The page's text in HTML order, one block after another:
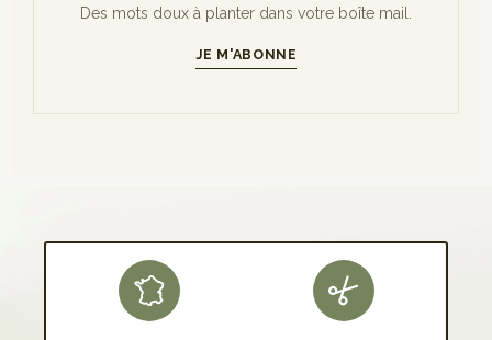
Des mots doux à planter dans votre boîte mail.
JE M'ABONNE
S'INSCRIRE